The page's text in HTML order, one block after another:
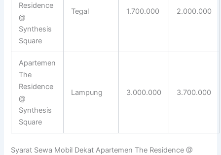
Residence
@
Synthesis
Square
Tegal 1.700.000 2.000.000
Apartemen
The
Residence
@
Synthesis
Square
Lampung 3.000.000 3.700.000
Syarat Sewa Mobil Dekat Apartemen The Residence @